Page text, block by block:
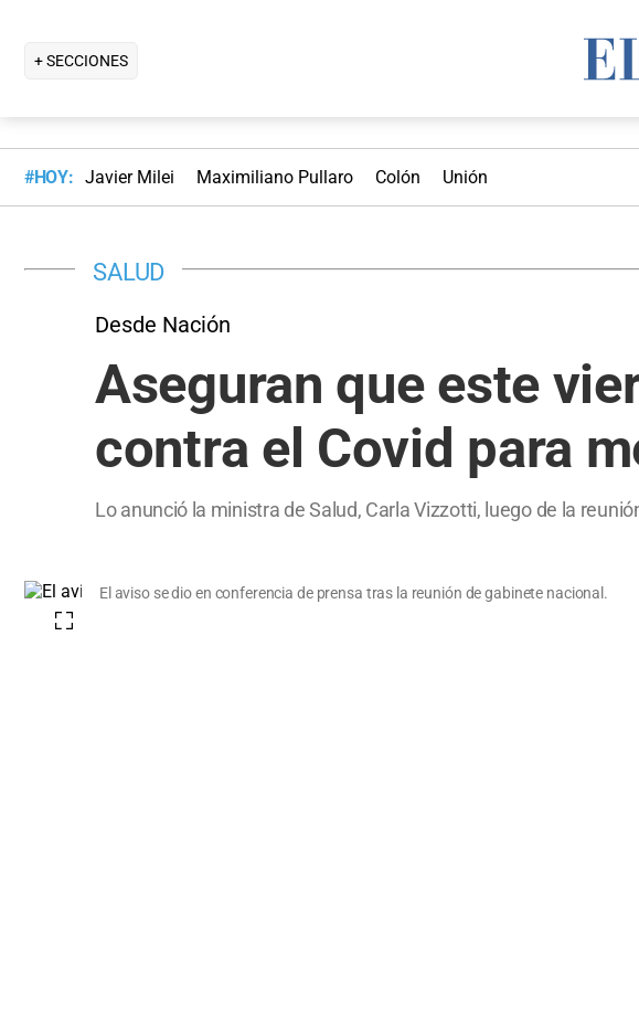
+ SECCIONES
#HOY: Javier Milei Maximiliano Pullaro Colón Unión
SALUD
Desde Nación
Aseguran que este
contra el Covid para
Lo anunció la ministra de Salud, Carla Vizzotti, luego de la
El aviso se dio en conferencia de prensa tras la reunión de gabinete nacional.